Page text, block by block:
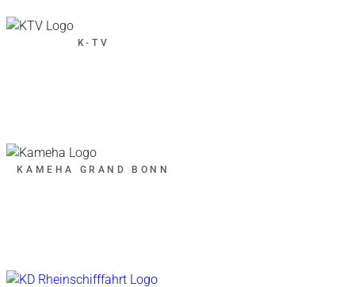
K-TV
KAMEHA GRAND BONN